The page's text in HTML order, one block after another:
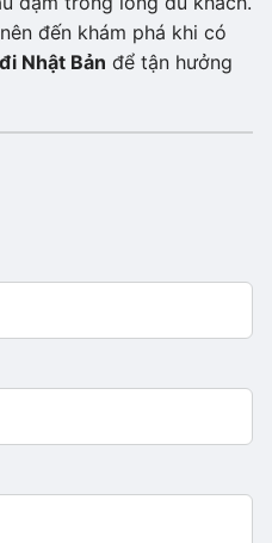
đến khám phá khi có
Nhật Bản để tận hưởng